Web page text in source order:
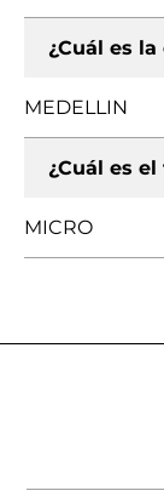
¿Cuál es
MEDELLIN
¿Cuál es
MICRO